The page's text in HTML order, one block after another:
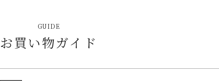
GUIDE
お買い物ガイド